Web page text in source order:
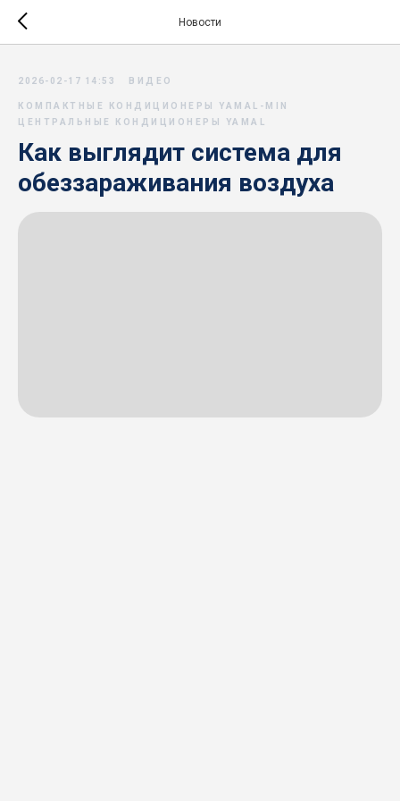
Новости
2026-02-17 14:53 ВИДЕО
КОМПАКТНЫЕ КОНДИЦИОНЕРЫ YAMAL-MIN
ЦЕНТРАЛЬНЫЕ КОНДИЦИОНЕРЫ YAMAL
Как выглядит система для
обеззараживания воздуха